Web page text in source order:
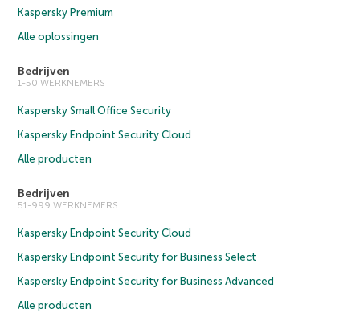
Kaspersky Premium
Alle oplossingen
Bedrijven
1-50 WERKNEMERS
Kaspersky Small Office Security
Kaspersky Endpoint Security Cloud
Alle producten
Bedrijven
51-999 WERKNEMERS
Kaspersky Endpoint Security Cloud
Kaspersky Endpoint Security for Business Select
Kaspersky Endpoint Security for Business Advanced
Alle producten